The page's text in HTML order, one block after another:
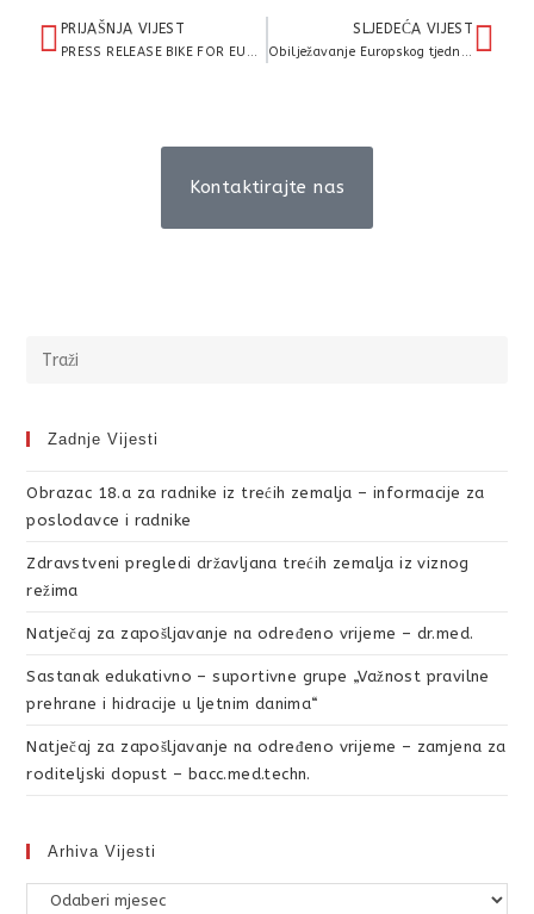
PRIJAŠNJA VIJEST
PRESS RELEASE BIKE FOR EUROPE – I MEĐIMURCI 21. RUJNA DIO EUROPSKE BICIKLISTIČKE PRIČE
SLJEDEĆA VIJEST
Obilježavanje Europskog tjedna sporta i Svjetskog dana srca
Kontaktirajte nas
Zadnje Vijesti
Obrazac 18.a za radnike iz trećih zemalja – informacije za
poslodavce i radnike
Zdravstveni pregledi državljana trećih zemalja iz viznog
režima
Natječaj za zapošljavanje na određeno vrijeme – dr.med.
Sastanak edukativno – suportivne grupe „Važnost pravilne
prehrane i hidracije u ljetnim danima“
Natječaj za zapošljavanje na određeno vrijeme – zamjena za
roditeljski dopust – bacc.med.techn.
Arhiva Vijesti